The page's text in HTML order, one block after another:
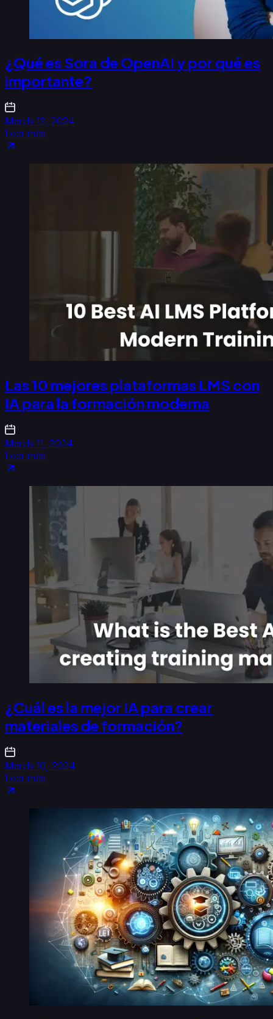
¿Qué es Sora de OpenAI y por qué es
importante?
March 12, 2024
Leer más
Las 10 mejores plataformas LMS con
IA para la formación moderna
March 11, 2024
Leer más
¿Cuál es la mejor IA para crear
materiales de formación?
March 10, 2024
Leer más